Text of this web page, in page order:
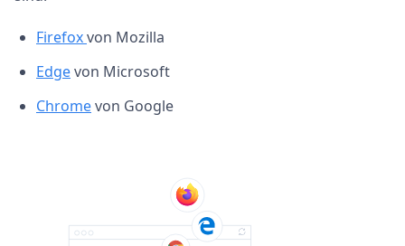
Firefoxvon Mozilla
Edgevon Microsoft
Chromevon Google